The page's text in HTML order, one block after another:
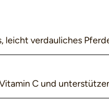
leicht verdauliches
C und